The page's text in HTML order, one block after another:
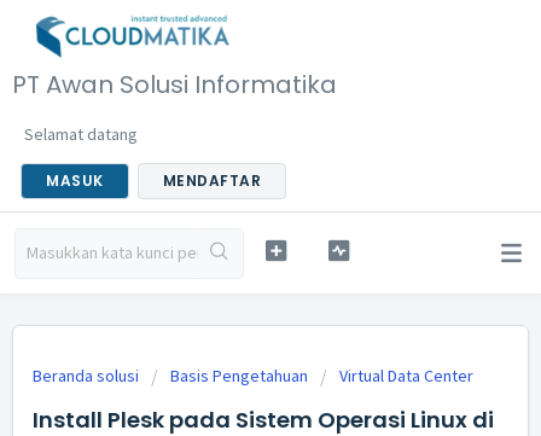
PT Awan Solusi Informatika
Selamat datang
MASUK MENDAFTAR
Beranda solusi Basis Pengetahuan Virtual Data Center
Install Plesk pada Sistem Operasi Linux di